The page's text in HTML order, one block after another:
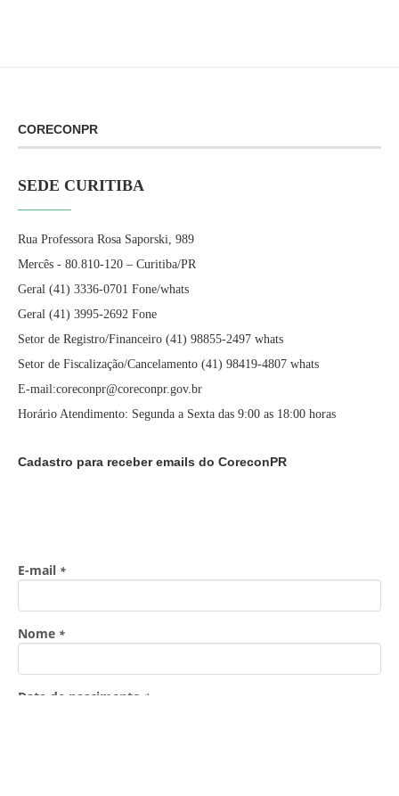
CORECONPR
SEDE CURITIBA
Rua Professora Rosa Saporski, 989
Mercês - 80.810-120 – Curitiba/PR
Geral (41) 3336-0701 Fone/whats
Geral (41) 3995-2692 Fone
Setor de Registro/Financeiro (41) 98855-2497 whats
Setor de Fiscalização/Cancelamento (41) 98419-4807 whats
E-mail:coreconpr@coreconpr.gov.br
Horário Atendimento: Segunda a Sexta das 9:00 as 18:00 horas
Cadastro para receber emails do CoreconPR